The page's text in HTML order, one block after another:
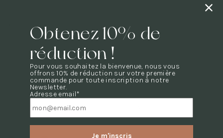
Obtenez 10% de
réduction !
Pour vous souhaitez la bienvenue, nous vous
offrons 10% de réduction sur votre première
commande pour toute inscription à notre
Newsletter.
Adresse email*
d'exception
Chocolats
Confiseries
Confitures
Miels & pâte à
tartiner
UNE QUESTION ?
Toutes les questions sont dans notre
NOUS CONTACTER